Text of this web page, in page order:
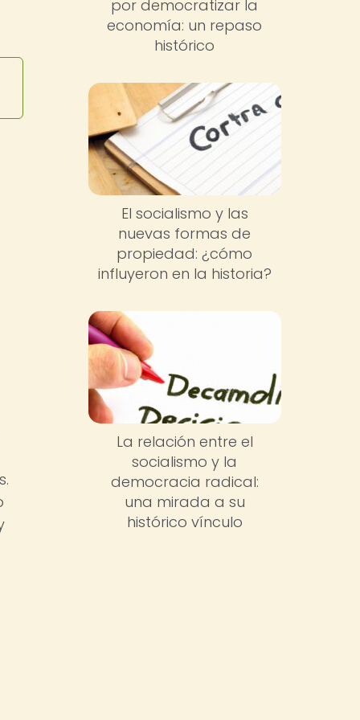
por democratizar la
economía: un repaso
histórico
El socialismo y las
nuevas formas de
propiedad: ¿cómo
influyeron en la historia?
La relación entre el
socialismo y la
democracia radical:
una mirada a su
histórico vínculo